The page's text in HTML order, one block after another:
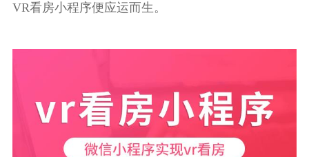
VR看房小程序便应运而生。